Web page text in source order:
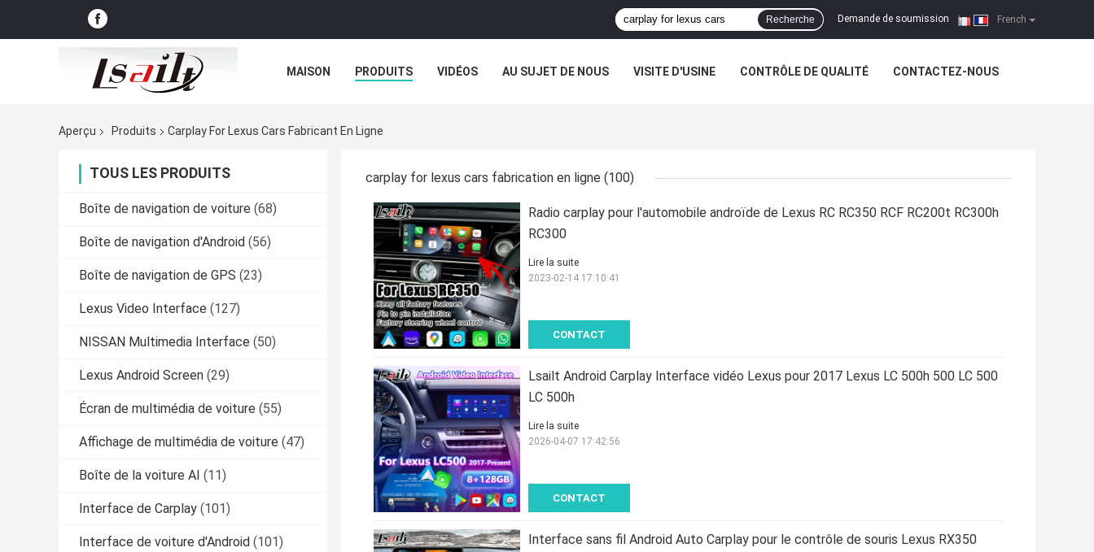
French
Demande de soumission |
Recherche
MAISON PRODUITS VIDÉOS AU SUJET DE NOUS VISITE D'USINE CONTRÔLE DE QUALITÉ CONTACTEZ-NOUS
Aperçu
Produits Carplay For Lexus Cars Fabricant En Ligne
TOUS LES PRODUITS
Boîte de navigation de voiture (68)
Boîte de navigation d'Android (56)
Boîte de navigation de GPS (23)
Lexus Video Interface (127)
NISSAN Multimedia Interface (50)
Lexus Android Screen (29)
Écran de multimédia de voiture (55)
Affichage de multimédia de voiture (47)
Boîte de la voiture AI (11)
Interface de Carplay (101)
Interface de voiture d'Android (101)
carplay for lexus cars fabrication en ligne (100)
Radio carplay pour l'automobile androïde de Lexus RC RC350 RCF RC200t RC300h
RC300
CONTACT
Lire la suite
2023-02-14 17:10:41
Lsailt Android Carplay Interface vidéo Lexus pour 2017 Lexus LC 500h 500 LC 500
LC 500h
CONTACT
Lire la suite
2026-04-07 17:42:56
Interface sans fil Android Auto Carplay pour le contrôle de souris Lexus RX350